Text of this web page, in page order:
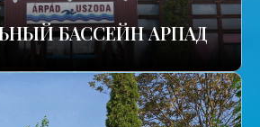
БАССЕЙН АРПАД